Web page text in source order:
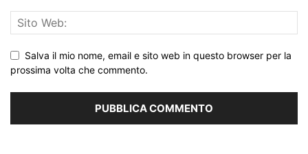
Salva il mio nome, email e sito web in questo browser per la
prossima volta che commento.